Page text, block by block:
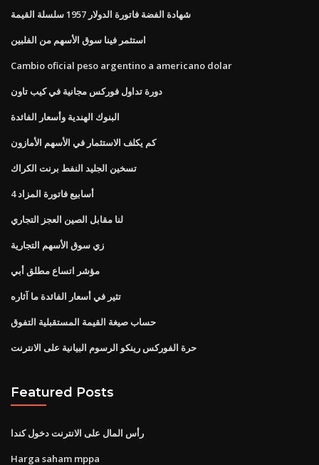
شهادة الفضة فاتورة الدولار 1957 سلسلة القيمة
استثمر فينا سوق الأسهم من الفلبين
Cambio oficial peso argentino a americano dolar
دورة تداول فوركس مجانية في كيب تاون
البنوك الهندية وأسعار الفائدة
كم يكلف الاستثمار في الأسهم الأمازون
تسخين الجليد النفط برنت الكراك
4 أسابيع فاتورة المزاد
لنا مقابل الصين العجز التجاري
زي سوق الأسهم التجارية
مؤشر اتساع مطلق أبي
تثير في أسعار الفائدة ما آثاره
حساب صيغة القيمة المستقبلية التفوق
حرة الفوركس رينكو الرسوم البيانية على الانترنت
Featured Posts
رأس المال على الانترنت دخول كندا
Harga saham mppa